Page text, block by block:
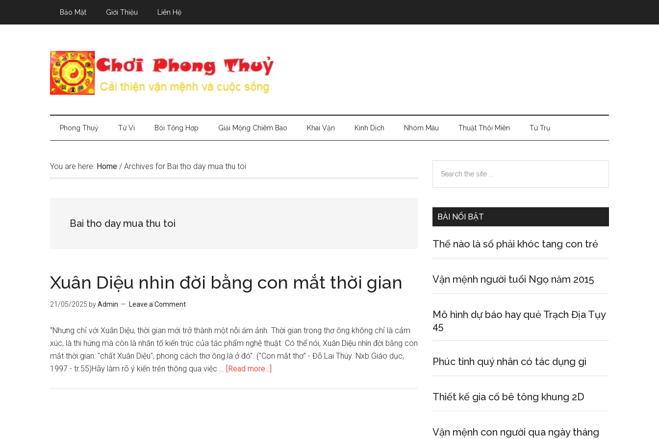
Bảo Mật Giới Thiệu Liên Hệ
Phong Thuỷ Tử Vi Bói Tổng Hợp Giải Mộng Chiêm Bao Khai Vận Kinh Dịch Nhóm Máu Thuật Thôi Miên Tứ Trụ
You are here: Home / Archives for Bai tho day mua thu toi
Bai tho day mua thu toi
Xuân Diệu nhìn đời bằng con mắt thời gian
21/05/2025 byAdmin Leave a Comment
“Nhưng chỉ với Xuân Diệu, thời gian mới trở thành một nỗi ám ảnh. Thời gian trong thơ ông không chỉ là cảm
xúc, là thi hứng mà còn là nhân tố kiến trúc của tác phẩm nghệ thuật. Có thể nói, Xuân Diệu nhìn đời bằng con
mắt thời gian: "chất Xuân Diệu", phong cách thơ ông là ở đó". ("Con mắt thơ" - Đỗ Lai Thúy. Nxb Giáo dục,
1997 - tr.55)Hãy làm rõ ý kiến trên thông qua việc … [Read more...]
Primary
Sidebar
the
BÀI NỔI BẬT
Thế nào là số phải khóc tang con trẻ
Vận mệnh người tuổi Ngọ năm 2015
Mô hình dự báo hay quẻ Trạch Địa Tụy
45
Phúc tinh quý nhân có tác dụng gì
Thiết kế gia cố bê tông khung 2D
Vận mệnh con người qua ngày tháng